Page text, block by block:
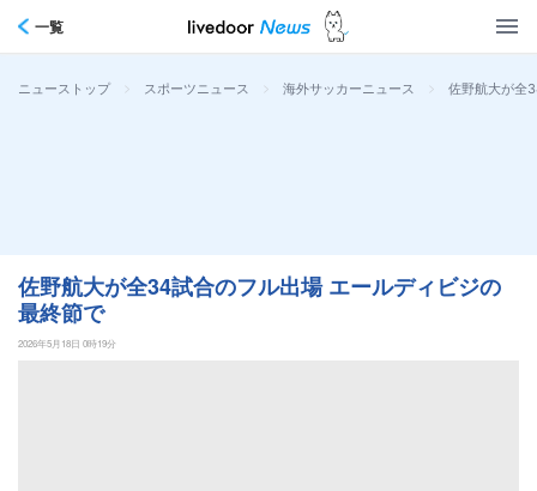
一覧
ニューストップ > スポーツニュース > 海外サッカーニュース > 佐野航大が全
佐野航大が全34試合のフル出場 エールディビジの
最終節で
2026年5月18日 0時19分